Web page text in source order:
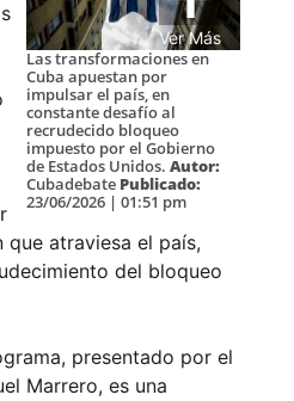
Ver Más
Las transformaciones en
Cuba apuestan por
impulsar el país, en
constante desafío al
recrudecido bloqueo
impuesto por el Gobierno
de Estados Unidos. Autor:
Cubadebate Publicado:
23/06/2026 | 01:51 pm
atraviesa el país,
del bloqueo
presentado por el
Marrero, es una